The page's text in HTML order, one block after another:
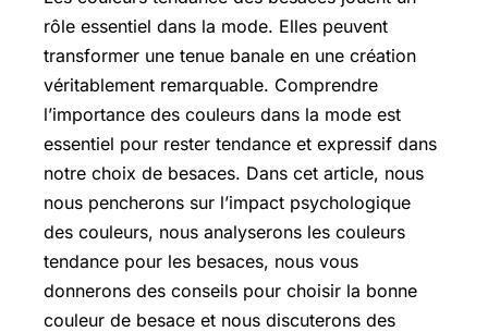
rôle essentiel dans la mode. Elles peuvent
transformer une tenue banale en une création
véritablement remarquable. Comprendre
l’importance des couleurs dans la mode est
essentiel pour rester tendance et expressif dans
notre choix de besaces. Dans cet article, nous
nous pencherons sur l’impact psychologique
des couleurs, nous analyserons les couleurs
tendance pour les besaces, nous vous
donnerons des conseils pour choisir la bonne
couleur de besace et nous discuterons des